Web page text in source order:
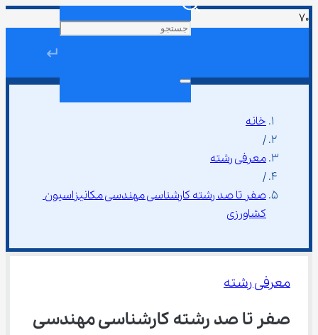
↵
خانه
/
معرفی رشته
/
صفر تا صد رشته کارشناسی مهندسی مکانیزاسیون
کشاورزی
معرفی رشته
صفر تا صد رشته کارشناسی مهندسی